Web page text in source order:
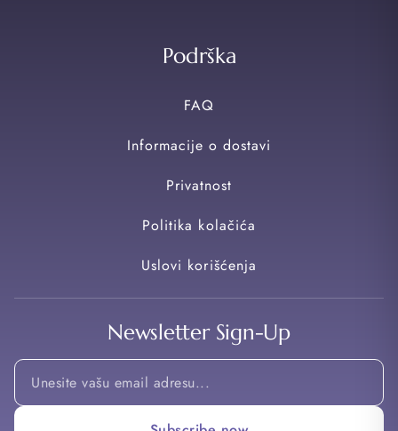
Podrška
FAQ
Informacije o dostavi
Privatnost
Politika kolačića
Uslovi korišćenja
Newsletter Sign-Up
*
Email